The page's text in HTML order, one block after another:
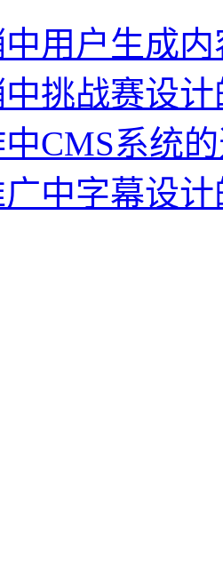
用户生成
挑战赛设
CMS系统
中字幕设